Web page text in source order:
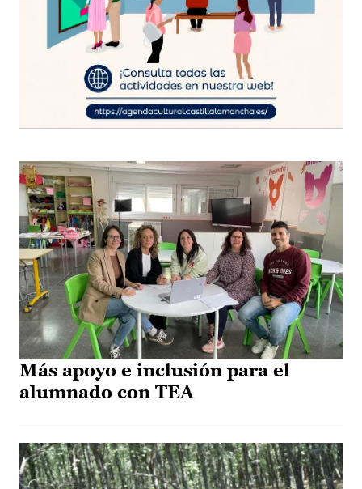
Más apoyo e inclusión para el
alumnado con TEA